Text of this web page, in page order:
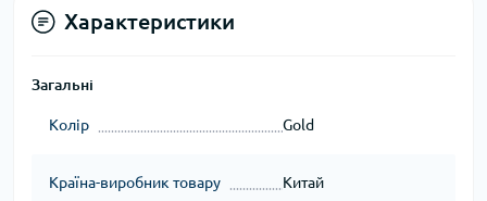
Характеристики
Загальні
Колір Gold
Країна-виробник товару Китай